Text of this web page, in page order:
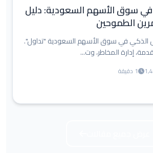
في سوق الأسهم السعودية: دليل
الطموحين
الذكي في سوق الأسهم السعودية "تداول".
إدارة المخاطر، وت...
1 دقيقة